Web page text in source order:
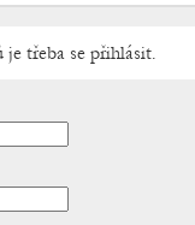
je třeba se přihlásit.